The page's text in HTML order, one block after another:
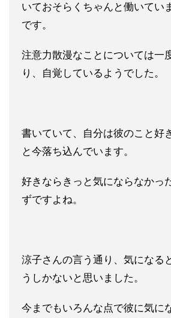
いておそらくちゃんと働いてい
です。
注意力散漫なことについては一
り、自覚している ようでした。
書いていて、自分は彼のこと好
と今落ち込んでい ます。
好きならきっと気にならなかっ
ずですよね。
涼子さんの言う通り、気になる
うしかないと思い ました。
今までもいろんな点で彼に気に